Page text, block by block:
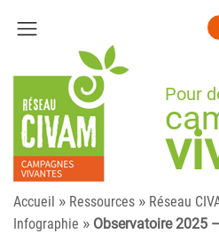
Pour
Accueil » Ressources » Réseau
Infographie » Observatoire 2025